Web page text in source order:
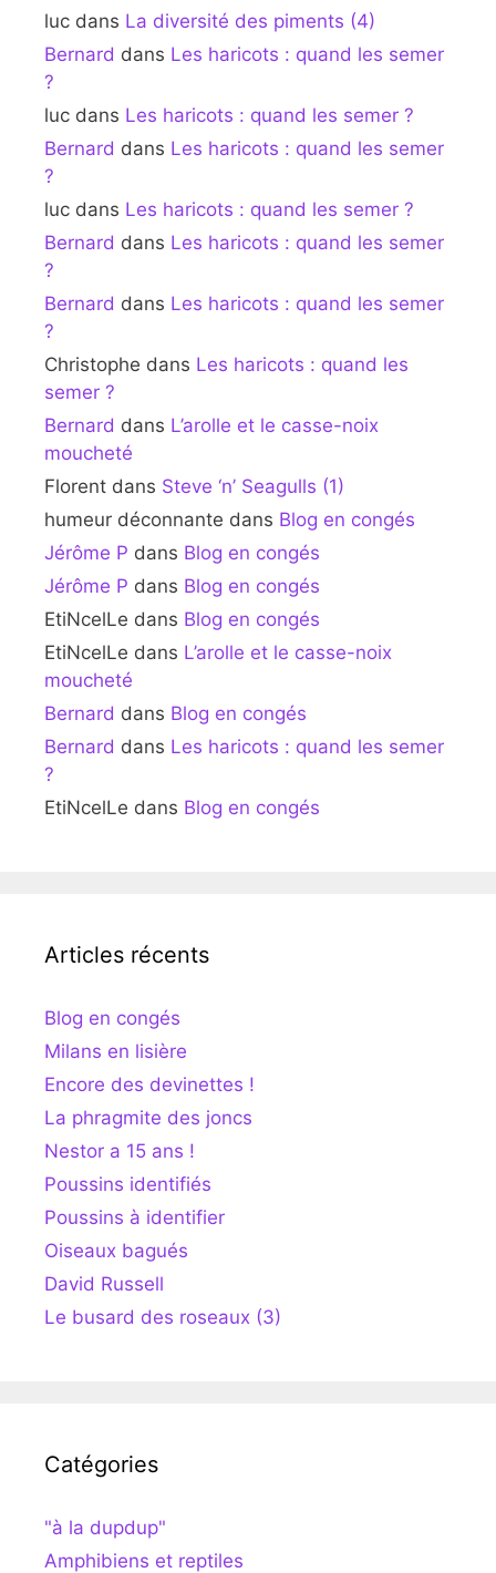
luc dans La diversité des piments (4)
Bernard dans Les haricots : quand les semer
?
luc dans Les haricots : quand les semer ?
Bernard dans Les haricots : quand les semer
?
luc dans Les haricots : quand les semer ?
Bernard dans Les haricots : quand les semer
?
Bernard dans Les haricots : quand les semer
?
Christophe dans Les haricots : quand les
semer ?
Bernard dans L’arolle et le casse-noix
moucheté
Florent dans Steve ‘n’ Seagulls (1)
humeur déconnante dans Blog en congés
Jérôme P dans Blog en congés
Jérôme P dans Blog en congés
EtiNcelLe dans Blog en congés
EtiNcelLe dans L’arolle et le casse-noix
moucheté
Bernard dans Blog en congés
Bernard dans Les haricots : quand les semer
?
EtiNcelLe dans Blog en congés
Articles récents
Blog en congés
Milans en lisière
Encore des devinettes !
La phragmite des joncs
Nestor a 15 ans !
Poussins identifiés
Poussins à identifier
Oiseaux bagués
David Russell
Le busard des roseaux (3)
Catégories
"à la dupdup"
Amphibiens et reptiles